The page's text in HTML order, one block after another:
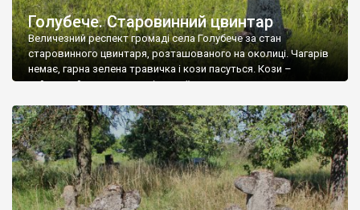
Голубече. Старовинний цвинтар
Величезний респект громаді села Голубече за стан
старовинного цвинтаря, розташованого на околиці. Чагарів
немає, гарна зелена травичка і кози пасуться. Кози –
найкращий регулятор шкідливої, для старих кладовищ,
бруньками, кози ті бруньки обгризають, бо то улюблений
делікатес. На цвинтарі у Голубечому ціла колекція
різноманітних форм хрестів. Село відносно невелике, […]